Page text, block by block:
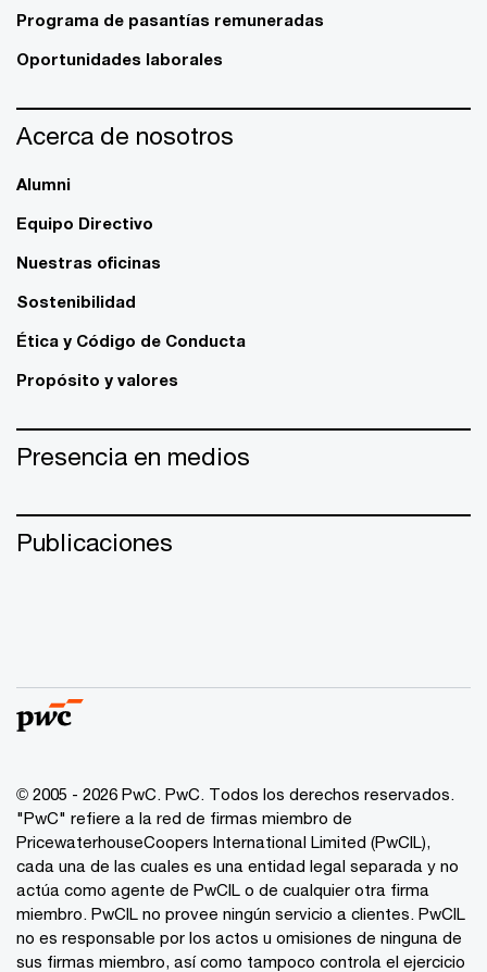
Programa de pasantías remuneradas
Oportunidades laborales
Acerca de nosotros
Alumni
Equipo Directivo
Nuestras oficinas
Sostenibilidad
Ética y Código de Conducta
Propósito y valores
Presencia en medios
Publicaciones
© 2005 - 2026 PwC. PwC. Todos los derechos reservados.
"PwC" refiere a la red de firmas miembro de
PricewaterhouseCoopers International Limited (PwCIL),
cada una de las cuales es una entidad legal separada y no
actúa como agente de PwCIL o de cualquier otra firma
miembro. PwCIL no provee ningún servicio a clientes. PwCIL
no es responsable por los actos u omisiones de ninguna de
sus firmas miembro, así como tampoco controla el ejercicio